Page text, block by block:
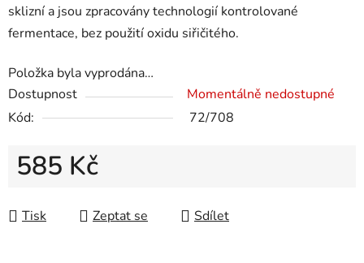
sklizní a jsou zpracovány technologií kontrolované
fermentace, bez použití oxidu siřičitého.
Položka byla vyprodána…
Dostupnost
Momentálně nedostupné
Kód:
72/708
585 Kč
Tisk
Zeptat se Sdílet